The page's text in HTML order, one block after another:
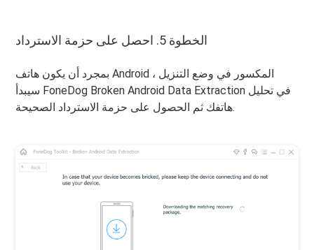
الخطوة 5. احصل على حزمة الاسترداد
بمجرد أن يكون هاتف Android المكسور في وضع التنزيل ،
سيبدأ FoneDog Broken Android Data Extraction في تحليل
هاتفك ثم الحصول على حزمة الاسترداد الصحيحة.